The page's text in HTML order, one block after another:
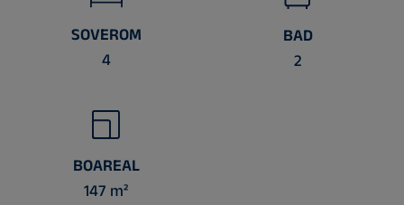
SOVEROM
4
BAD
2
BOAREAL
147 m²